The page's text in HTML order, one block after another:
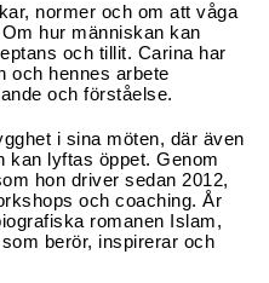
normer och om att våga
hur människan kan
och tillit. Carina har
och hennes arbete
och förståelse.
i sina möten, där även
kan lyftas öppet. Genom
hon driver sedan 2012,
och coaching. År
romanen Islam,
berör, inspirerar och